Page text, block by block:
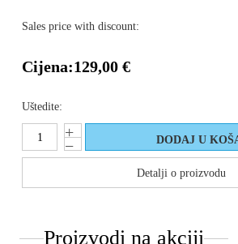
Sales price with discount:
Cijena:129,00 €
Uštedite:
Detalji o proizvodu
Proizvodi na akciji